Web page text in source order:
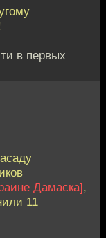
в первых
Дамаска],
11